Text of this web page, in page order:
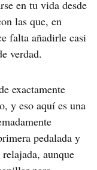
en tu vida desde
las que, en
falta añadirle casi
verdad.
exactamente
y eso aquí es una
pedalada y
aunque